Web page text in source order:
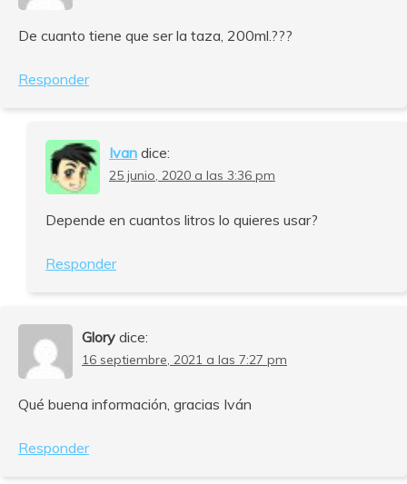
De cuanto tiene que ser la taza, 200ml.???
Responder
Ivan dice:
25 junio, 2020 a las 3:36 pm
Depende en cuantos litros lo quieres usar?
Responder
Glory dice:
16 septiembre, 2021 a las 7:27 pm
Qué buena información, gracias Iván
Responder